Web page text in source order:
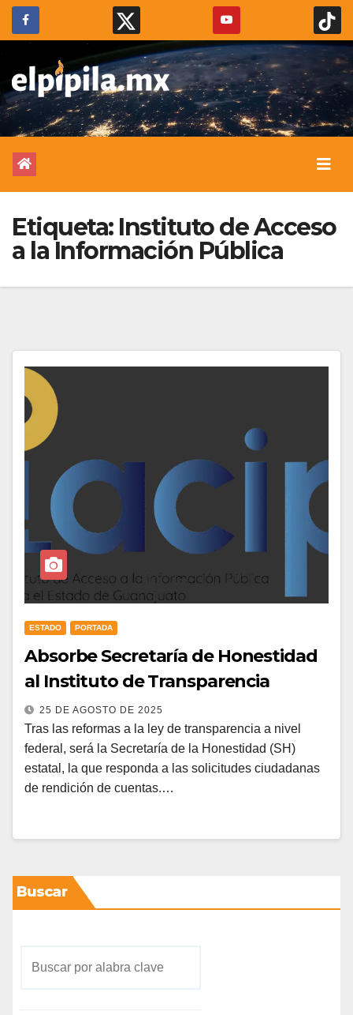
Etiqueta: Instituto de Acceso
a la Información Pública
ESTADO PORTADA
Absorbe Secretaría de Honestidad
al Instituto de Transparencia
25 DE AGOSTO DE 2025
Tras las reformas a la ley de transparencia a nivel
federal, será la Secretaría de la Honestidad (SH)
estatal, la que responda a las solicitudes ciudadanas
de rendición de cuentas.…
Buscar